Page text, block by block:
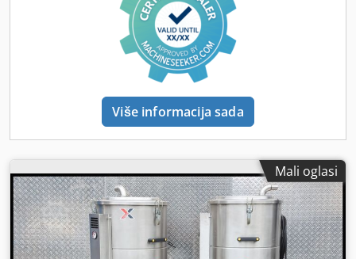
univerzalnog PC/Mac web preglednika ili preglednika
datoteka. Nije potreban dodatni softver. PosiSoft.net račun
– besplatna online aplikacija osigurava sigurno spremanje
svih zapisa o debljini slojeva PosiSoft softver – nastavite
koristiti poznati desktop softver kao i do sada. Dostupan za
besplatno preuzimanje. PosiSoft Mobile (samo napredni
modeli) – pristup mjerenjima, grafovima, fotografiranju i
ažuriranim bilješkama putem uređaja s WiFi poput tableta,
pametnih telefona i računala Snimka zaslona – bilježi i
sprema sliku na USB memoriju radi dokumentacije i
naknadnog pregleda Svaka pohranjena mjera označena je
datumom i vremenom Credpjzif Rdsfx Ah Eef Ažuriranje
softvera putem interneta
Više informacija sada
Mali oglasi